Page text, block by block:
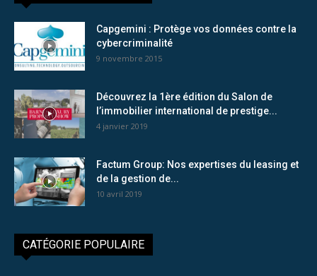
Capgemini : Protège vos données contre la
cybercriminalité
9 novembre 2015
Découvrez la 1ère édition du Salon de
l’immobilier international de prestige...
4 janvier 2019
Factum Group: Nos expertises du leasing et
de la gestion de...
10 avril 2019
CATÉGORIE POPULAIRE